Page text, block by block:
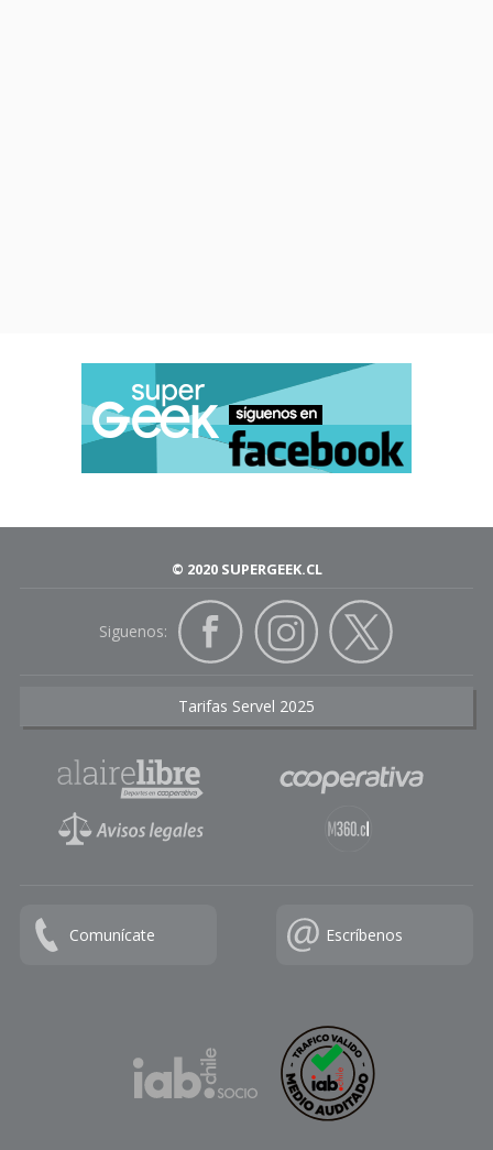
© 2020 SUPERGEEK.CL
Siguenos:
Tarifas Servel 2025
Comunícate Escríbenos